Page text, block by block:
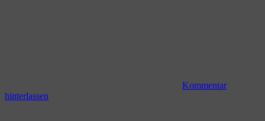
Kommentar
hinterlassen